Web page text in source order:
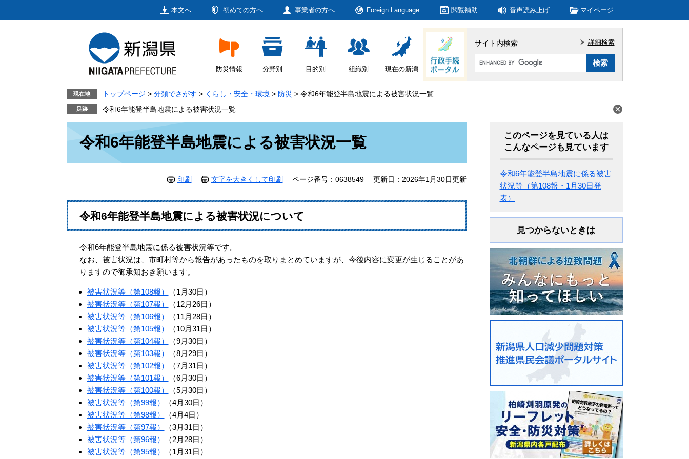
本文へ 初めての方へ 事業者の方へ Foreign Language 閲覧補助 音声読み上げ マイページ
防災情報 分野別 目的別 組織別 現在の新潟
サイト内検索
Google
詳細検索
現在地 トップページ > 分類でさがす > くらし・安全・環境 > 防災 > 令和6年能登半島地震による被害状況一覧
令和6年能登半島地震による被害状況一覧
令和6年能登半島地震による被害状況一覧
印刷 文字を大きくして印刷 ページ番号：0638549 更新日：2026年1月30日更新
令和6年能登半島地震による被害状況について
令和6年能登半島地震に係る被害状況等です。
なお、被害状況は、市町村等から報告があったものを取りまとめていますが、今後内容に変更が生じることがあ
りますので御承知おき願います。
被害状況等（第108報）
（1月30日）
被害状況等（第107報）
（12月26日）
被害状況等（第106報）
（11月28日）
被害状況等（第105報）
（10月31日）
被害状況等（第104報）
（9月30日）
被害状況等（第103報）
（8月29日）
被害状況等（第102報）
（7月31日）
被害状況等（第101報）
（6月30日）
被害状況等（第100報）
（5月30日）
被害状況等（第99報）
（4月30日）
被害状況等（第98報）
（4月4日）
被害状況等（第97報）
（3月31日）
被害状況等（第96報）
（2月28日）
被害状況等（第95報）
（1月31日）
このページを見ている人は
こんなページも見ています
令和6年能登半島地震に係る被害
状況等（第108報・1月30日発
表）
見つからないときは